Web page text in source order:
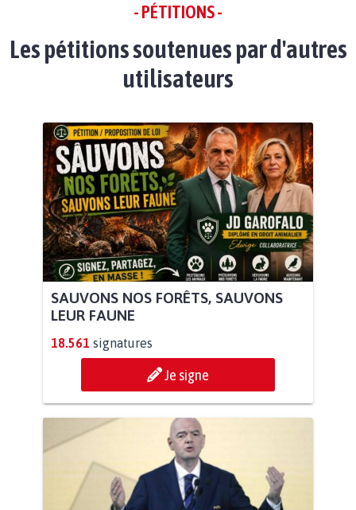
- PÉTITIONS -
Les pétitions soutenues par d'autres
utilisateurs
SAUVONS NOS FORÊTS, SAUVONS
LEUR FAUNE
18.561 signatures
Je signe